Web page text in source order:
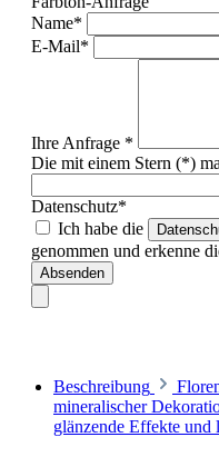
Name*
E-Mail*
Ihre Anfrage *
Die mit einem Stern (*)
Datenschutz*
Ich habe die
genommen und erkenne
Absenden
Beschreibung
mineralischer
glänzende Effekte